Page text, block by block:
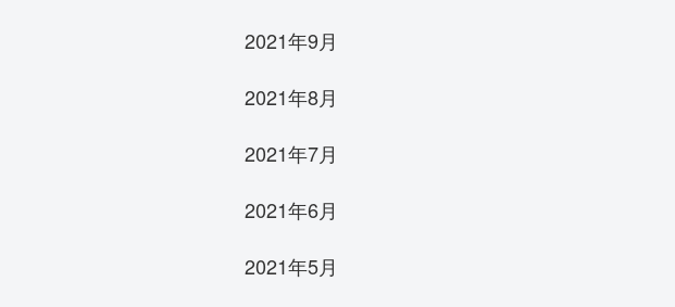
2021年9月
2021年8月
2021年7月
2021年6月
2021年5月